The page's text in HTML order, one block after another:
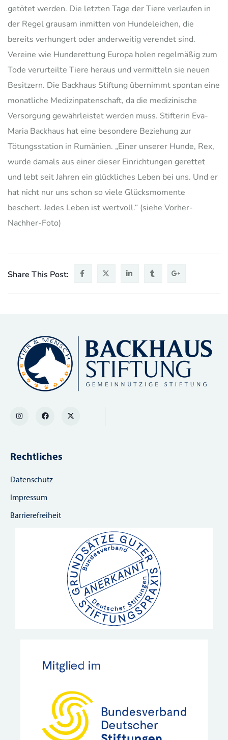
getötet werden. Die letzten Tage der Tiere verlaufen in
der Regel grausam inmitten von Hundeleichen, die
bereits verhungert oder anderweitig verendet sind.
Vereine wie Hunderettung Europa holen regelmäßig zum
Tode verurteilte Tiere heraus und vermitteln sie neuen
Besitzern. Die Backhaus Stiftung übernimmt spontan eine
monatliche Medizinpatenschaft, da die medizinische
Versorgung gewährleistet werden muss. Stifterin Eva-
Maria Backhaus hat eine besondere Beziehung zur
Tötungsstation in Rumänien. „Einer unserer Hunde, Rex,
wurde damals aus einer dieser Einrichtungen gerettet
und lebt seit Jahren ein glückliches Leben bei uns. Und er
hat nicht nur uns schon so viele Glücksmomente
beschert. Jedes Leben ist wertvoll.“ (siehe Vorher-
Nachher-Foto)
Share This Post:
Rechtliches
Datenschutz
Impressum
Barrierefreiheit